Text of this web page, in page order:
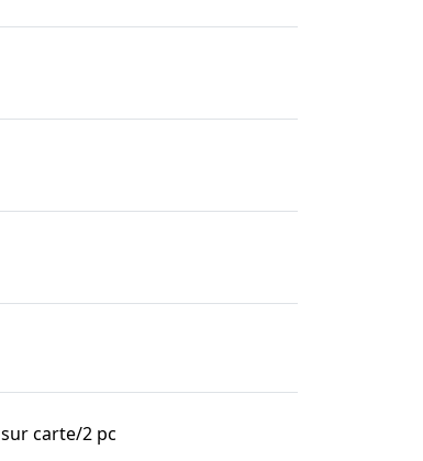
carte/2 pc